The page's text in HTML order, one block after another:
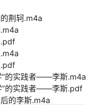
荆轲.m4a
”的实践者——李斯.m4a
”的实践者——李斯.pdf
的李斯.m4a